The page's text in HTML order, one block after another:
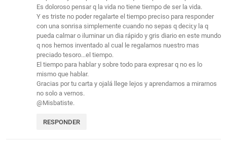
Es doloroso pensar q la vida no tiene tiempo de ser la vida.
Y es triste no poder regalarte el tiempo preciso para responder
con una sonrisa simplemente cuando no sepas q decir,y la q
pueda calmar o iluminar un dia rápido y gris diario en este mundo
q nos hemos inventado al cual le regalamos nuestro mas
preciado tesoro...el tiempo.
El tiempo para hablar y sobre todo para expresar q no es lo
mismo que hablar.
Gracias por tu carta y ojalá llege lejos y aprendamos a mirarnos
no solo a vernos.
@Misbatiste.
RESPONDER